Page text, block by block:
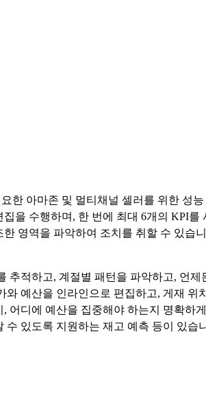
한 아마존 및 멀티채널 셀러를 위한 성
을 수행하며, 한 번에 최대 6개의 KPI
영역을 파악하여 조치를 취할 수 있습
추적하고, 계절별 패턴을 파악하고, 언
예산을 인라인으로 편집하고, 게재
어디에 예산을 집중해야 하는지 명확하
수 있도록 지원하는 재고 예측 등이 있습